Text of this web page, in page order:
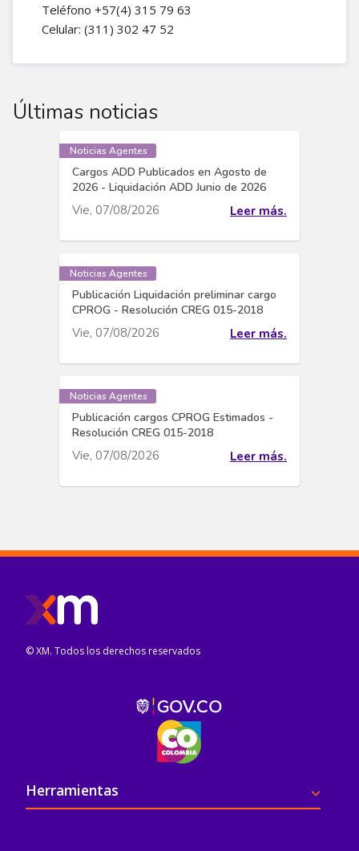
Teléfono +57(4) 315 79 63
Celular: (311) 302 47 52​
Últimas noticias
Noticias Agentes
Cargos ADD Publicados en Agosto de
2026 - Liquidación ADD Junio de 2026
Vie, 07/08/2026 Leer más.
Noticias Agentes
Publicación Liquidación preliminar cargo
CPROG - Resolución CREG 015-2018
Vie, 07/08/2026 Leer más.
Noticias Agentes
Publicación cargos CPROG Estimados -
Resolución CREG 015-2018
Vie, 07/08/2026 Leer más.
© XM. Todos los derechos reservados
Pie de página
Herramientas